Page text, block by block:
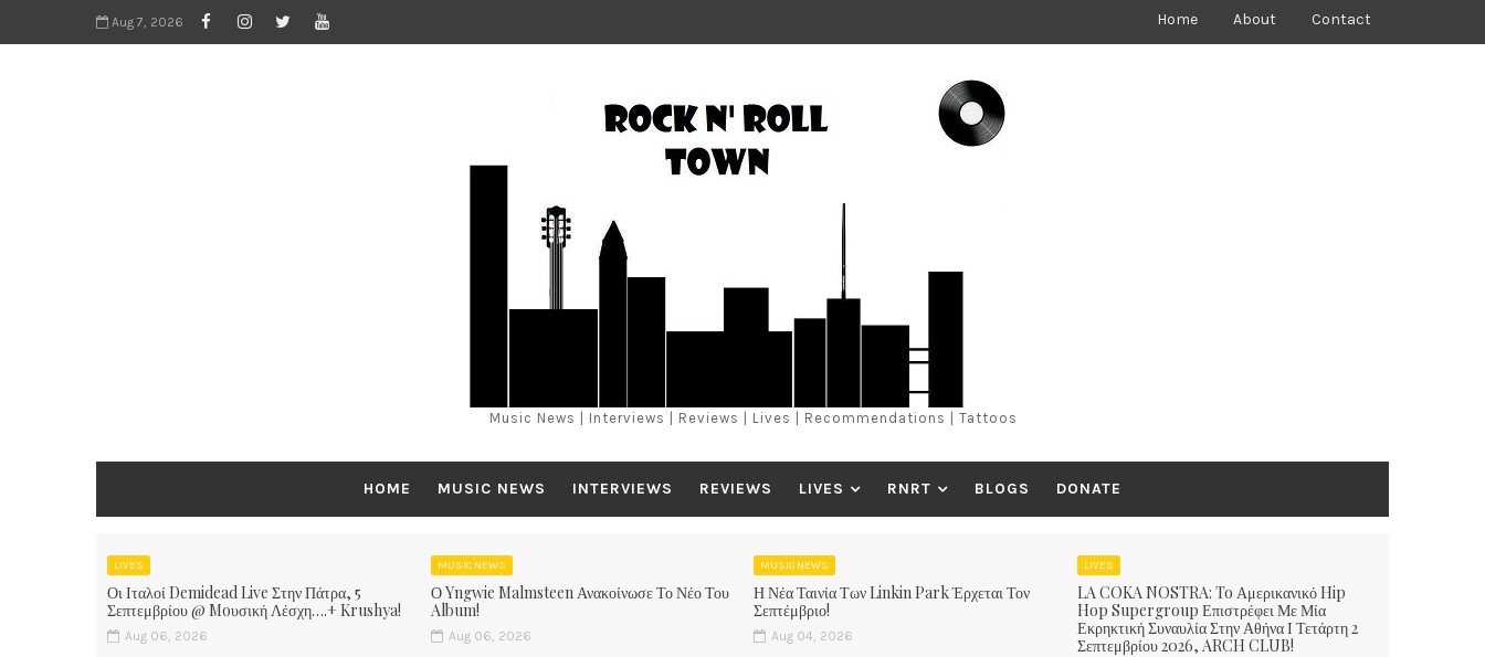
Aug 7, 2026 Home About Contact
Music News | Interviews | Reviews | Lives | Recommendations | Tattoos
HOME MUSIC NEWS INTERVIEWS REVIEWS LIVES RNRT BLOGS DONATE
LIVES
Οι Ιταλοί Demidead Live Στην Πάτρα, 5
Σεπτεμβρίου @ Moυσική Λέσχη….+ Krushya!
Aug 06, 2026
MUSIC NEWS
Ο Yngwie Malmsteen Ανακοίνωσε Το Νέο Του
Album!
Aug 06, 2026
MUSIC NEWS
Η Νέα Ταινία Των Linkin Park Έρχεται Τον
Σεπτέμβριο!
Aug 04, 2026
LIVES
LA COKA NOSTRA: To Αμερικανικό Hip
Hop Supergroup Επιστρέφει Με Μία
Εκρηκτική Συναυλία Στην Αθήνα Ι Τετάρτη 2
Σεπτεμβρίου 2026, ARCH CLUB!